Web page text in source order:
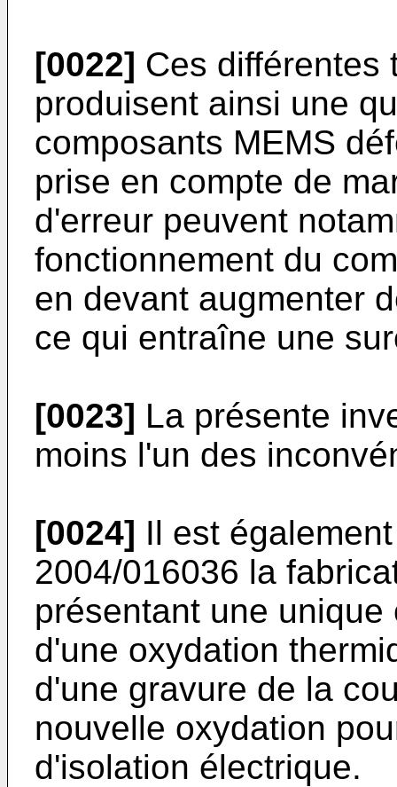
[0022] Ces différentes
produisent ainsi une
composants MEMS
prise en compte de
d'erreur peuvent
fonctionnement du
en devant augmenter
ce qui entraîne une
[0023] La présente
moins l'un des
[0024] Il est
2004/016036 la
présentant une
d'une oxydation
d'une gravure de la
nouvelle oxydation
d'isolation électrique.